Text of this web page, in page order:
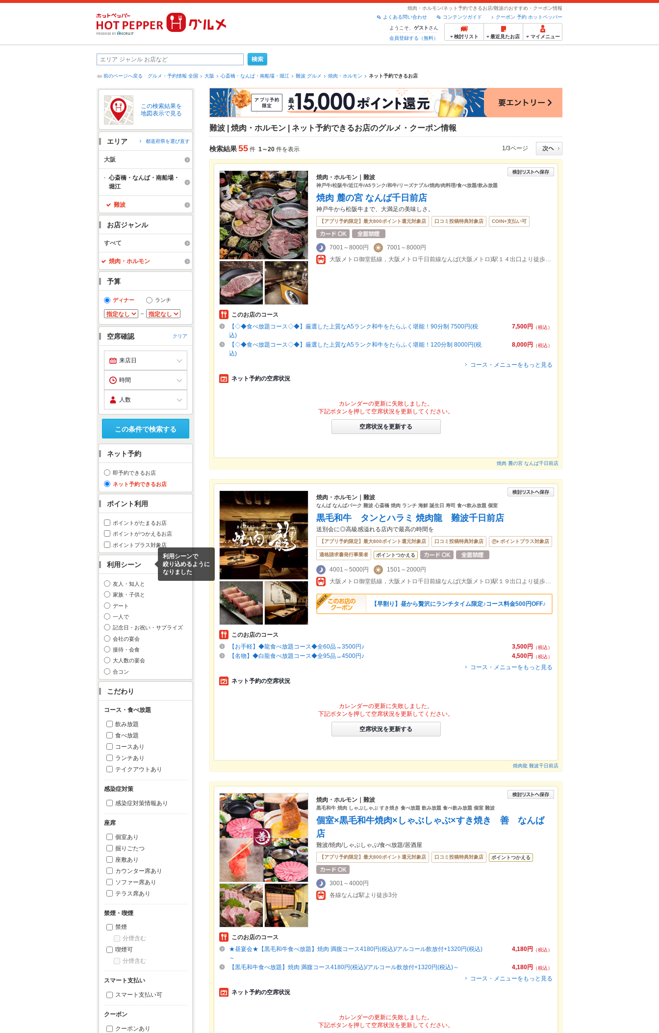
焼肉・ホルモン/ネット予約できるお店/難波のおすすめ・クーポン情報
クーポン 予約 ホットペッパー
コンテンツガイド
よくある問い合わせ
ようこそ、 ゲスト さん
会員登録する（無料）
検討リスト 最近見たお店 マイメニュー
前のページへ戻る グルメ・予約情報 全国 大阪 心斎橋・なんば・南船場・堀江 難波 グルメ 焼肉・ホルモン ネット予約できるお店
この検索結果を
地図表示で見る
エリア 都道府県を選び直す
大阪
心斎橋・なんば・南船場・
堀江
難波
お店ジャンル
すべて
焼肉・ホルモン
予算
ディナー ランチ
～
空席確認 クリア
この条件で検索する
ネット予約
即予約できるお店
ネット予約できるお店
ポイント利用
ポイントがたまるお店
ポイントがつかえるお店
ポイントプラス対象店
利用シーン
利用シーンで
絞り込めるように
なりました
友人・知人と
家族・子供と
デート
一人で
記念日・お祝い・サプライズ
会社の宴会
接待・会食
大人数の宴会
合コン
こだわり
コース・食べ放題
飲み放題
食べ放題
コースあり
ランチあり
テイクアウトあり
感染症対策
感染症対策情報あり
座席
個室あり
掘りごたつ
座敷あり
カウンター席あり
ソファー席あり
テラス席あり
禁煙・喫煙
禁煙
分煙含む
喫煙可
分煙含む
スマート支払い
スマート支払い可
クーポン
クーポンあり
難波 | 焼肉・ホルモン | ネット予約できるお店のグルメ・クーポン情報
検索結果55 件 1～20 件を表示 1/3ページ
焼肉・ホルモン｜難波
神戸牛/松阪牛/近江牛/A5ランク/和牛/リーズナブル/焼肉/肉料理/食べ放題/飲み放題
焼肉 麓の宮 なんば千日前店
神戸牛から松阪牛まで、大満足の美味しさ。
【アプリ予約限定】最大800ポイント還元対象店 口コミ投稿特典対象店 COIN+支払い可
7001～8000円
7001～8000円
大阪メトロ御堂筋線，大阪メトロ千日前線なんば(大阪メトロ)駅１４出口より徒歩約5分/大阪難波駅東出口より徒歩約7分
このお店のコース
7,500円
（税込）
【◇◆食べ放題コース◇◆】厳選した上質なA5ランク和牛をたらふく堪能！90分制 7500円(税
込)
8,000円
（税込）
【◇◆食べ放題コース◇◆】厳選した上質なA5ランク和牛をたらふく堪能！120分制 8000円(税
込)
コース・メニューをもっと見る
ネット予約の空席状況
カレンダーの更新に失敗しました。
下記ボタンを押して空席状況を更新してください。
空席状況を更新する
焼肉 麓の宮 なんば千日前店
焼肉・ホルモン｜難波
なんば なんばパーク 難波 心斎橋 焼肉 ランチ 海鮮 誕生日 寿司 食べ飲み放題 個室
黒毛和牛 タンとハラミ 焼肉龍 難波千日前店
送別会に◎高級感溢れる店内で最高の時間を
【アプリ予約限定】最大800ポイント還元対象店 口コミ投稿特典対象店 ポイントプラス対象店
適格請求書発行事業者 ポイントつかえる
4001～5000円
1501～2000円
大阪メトロ御堂筋線，大阪メトロ千日前線なんば(大阪メトロ)駅１９出口より徒歩約2分
【早割り】昼から贅沢にランチタイム限定♪コース料金500円OFF♪
このお店のコース
3,500円
（税込）
【お手軽】◆龍食べ放題コース◆全60品→3500円♪
4,500円
（税込）
【名物】◆白龍食べ放題コース◆全95品→4500円♪
コース・メニューをもっと見る
ネット予約の空席状況
カレンダーの更新に失敗しました。
下記ボタンを押して空席状況を更新してください。
空席状況を更新する
焼肉龍 難波千日前店
焼肉・ホルモン｜難波
黒毛和牛 焼肉 しゃぶしゃぶ すき焼き 食べ放題 飲み放題 食べ飲み放題 個室 難波
個室×黒毛和牛焼肉×しゃぶしゃぶ×すき焼き 善 なんば
店
難波/焼肉/しゃぶしゃぶ/食べ放題/居酒屋
【アプリ予約限定】最大800ポイント還元対象店 口コミ投稿特典対象店 ポイントつかえる
3001～4000円
各線なんば駅より徒歩3分
このお店のコース
4,180円
（税込）
★昼宴会★【黒毛和牛食べ放題】焼肉 満腹コース4180円(税込)/アルコール飲放付+1320円(税込)
～
4,180円
（税込）
【黒毛和牛食べ放題】焼肉 満腹コース4180円(税込)/アルコール飲放付+1320円(税込)～
コース・メニューをもっと見る
ネット予約の空席状況
カレンダーの更新に失敗しました。
下記ボタンを押して空席状況を更新してください。